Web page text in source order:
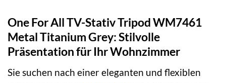
One For All TV-Stativ Tripod WM7461
Metal Titanium Grey: Stilvolle
Präsentation für Ihr Wohnzimmer
Sie suchen nach einer eleganten und flexiblen